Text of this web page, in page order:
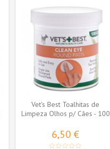
Vet's Best Toalhitas de
Limpeza Olhos p/ Cães - 100
6,50 €